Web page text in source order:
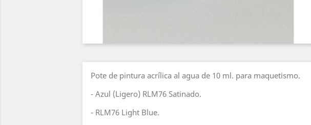
Pote de pintura acrílica al agua de 10 ml. para maquetismo.
- Azul (Ligero) RLM76 Satinado.
- RLM76 Light Blue.